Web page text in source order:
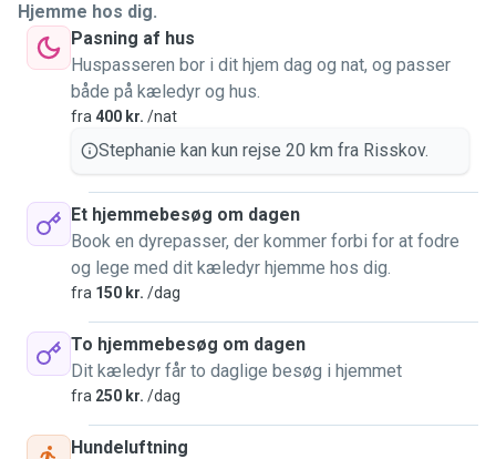
Hjemme hos dig.
Pasning af hus
Huspasseren bor i dit hjem dag og nat, og passer
både på kæledyr og hus.
fra 400 kr. /nat
Stephanie kan kun rejse 20 km fra Risskov.
Et hjemmebesøg om dagen
Book en dyrepasser, der kommer forbi for at fodre
og lege med dit kæledyr hjemme hos dig.
fra 150 kr. /dag
To hjemmebesøg om dagen
Dit kæledyr får to daglige besøg i hjemmet
fra 250 kr. /dag
Hundeluftning